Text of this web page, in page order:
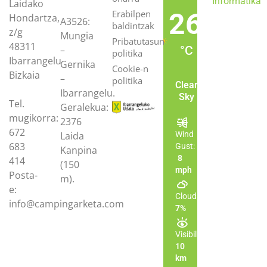
Laidako
Hondartza,
z/g
48311
Ibarrangelu
Bizkaia
Tel.
mugikorra:
672
683
414
Posta-
e:
info@campingarketa.com
A3526:
Mungia
–
Gernika
–
Ibarrangelu.
Geralekua:
2376
Laida
Kanpina
(150
m).
Erabilpen
baldintzak
Pribatutasun
politika
Cookie-n
politika
26
°C
Clear
Sky
Wind
Gust:
8
mph
Clouds:
7%
Visibility:
10
km